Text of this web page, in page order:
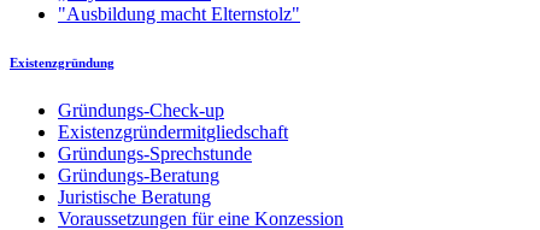
"Ausbildung macht Elternstolz"
Existenzgründung
Gründungs-Check-up
Existenzgründermitgliedschaft
Gründungs-Sprechstunde
Gründungs-Beratung
Juristische Beratung
Voraussetzungen für eine Konzession